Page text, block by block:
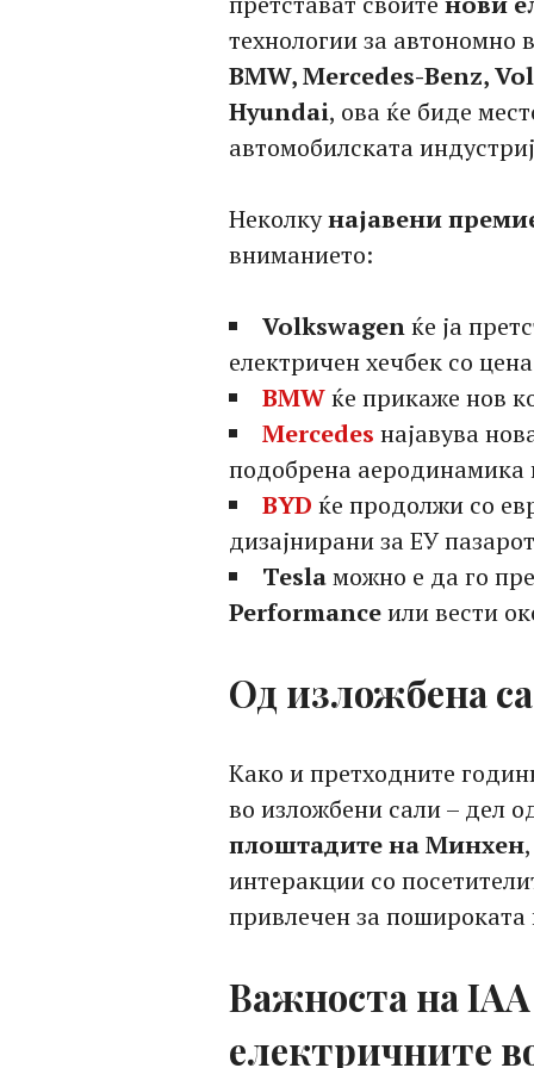
технологии за автономно
BMW, Mercedes-Benz,
Hyundai, ова ќе биде
автомобилската
Неколкунајавени
вниманието:
Volkswagenќе ја
електричен хечбек со
BMWќе прикаже нов
Mercedes најавува
подобрена аеродинамика
BYD ќе продолжи со
дизајнирани за ЕУ
Teslaможно е да го
Performanceили вести
Од изложбена
Како и претходните
во изложбени сали – дел
плоштадите на Минхен
интеракции со
привлечен за пошироката
Важноста на
електричните